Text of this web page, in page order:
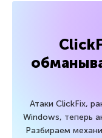
Атаки ClickFix,
Windows, теперь
Разбираем